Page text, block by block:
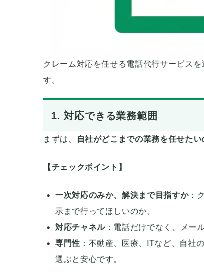
クレーム対応を任せる電話代行サービス
す。
1. 対応できる業務範囲
まずは、 自社がどこまでの業務を任せたい
【チェックポイント】
一次対応のみか、解決まで目指すか：
示まで行ってほしいのか。
対応チャネル：電話だけでなく、メー
専門性 ：不動産、医療、ITなど、自社
選ぶと安心です。